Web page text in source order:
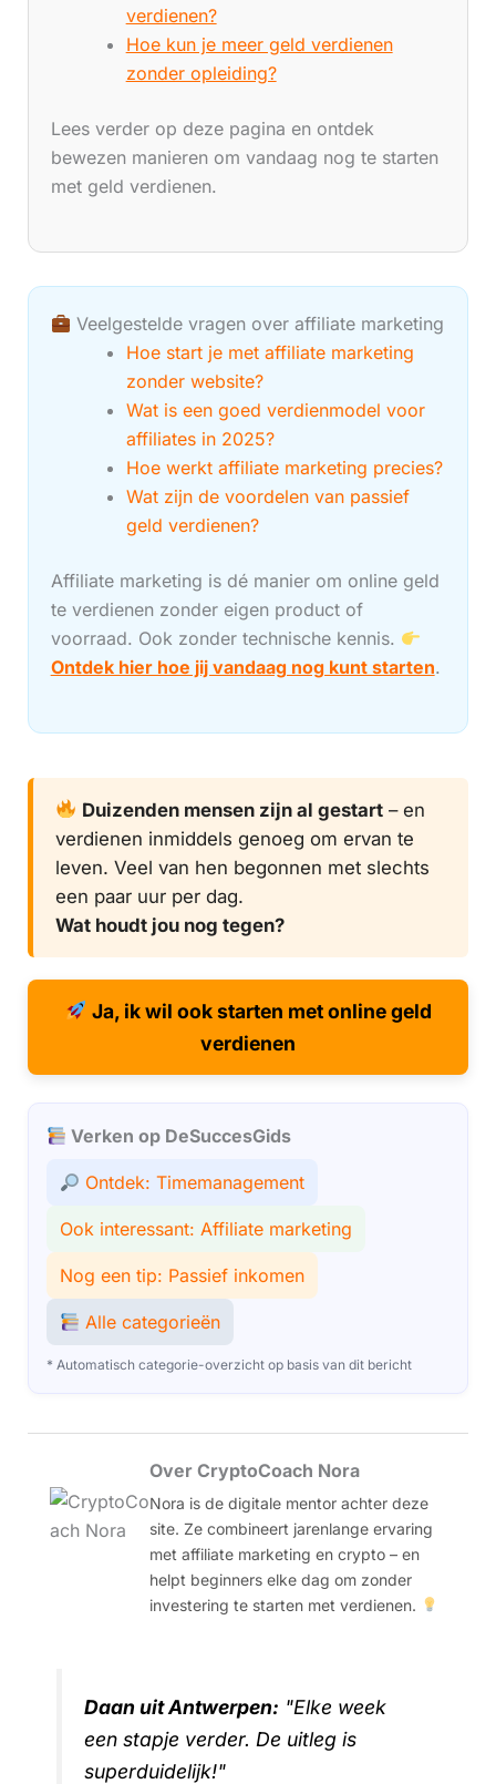
verdienen?
Hoe kun je meer geld verdienen
zonder opleiding?
Lees verder op deze pagina en ontdek
bewezen manieren om vandaag nog te starten
met geld verdienen.
Veelgestelde vragen over affiliate marketing
Hoe start je met affiliate marketing
zonder website?
Wat is een goed verdienmodel voor
affiliates in 2025?
Hoe werkt affiliate marketing precies?
Wat zijn de voordelen van passief
geld verdienen?
Affiliate marketing is dé manier om online geld
te verdienen zonder eigen product of
voorraad. Ook zonder technische kennis.
Ontdek hier hoe jij vandaag nog kunt starten.
Duizenden mensen zijn al gestart– en
verdienen inmiddels genoeg om ervan te
leven. Veel van hen begonnen met slechts
een paar uur per dag.
Wat houdt jou nog tegen?
Ja, ik wil ook starten met online geld
verdienen
Verken op DeSuccesGids
Ontdek: Timemanagement
Ook interessant: Affiliate marketing
Nog een tip: Passief inkomen
Alle categorieën
* Automatisch categorie-overzicht op basis van dit bericht
Over CryptoCoach Nora
Nora is de digitale mentor achter deze
site. Ze combineert jarenlange ervaring
met affiliate marketing en crypto – en
helpt beginners elke dag om zonder
investering te starten met verdienen.
Daan uit Antwerpen: "Elke week
een stapje verder. De uitleg is
superduidelijk!"